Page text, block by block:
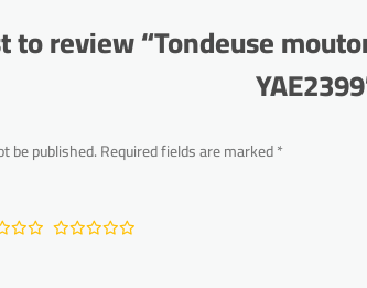
to review “Tondeuse
be published.Required fields are marked*